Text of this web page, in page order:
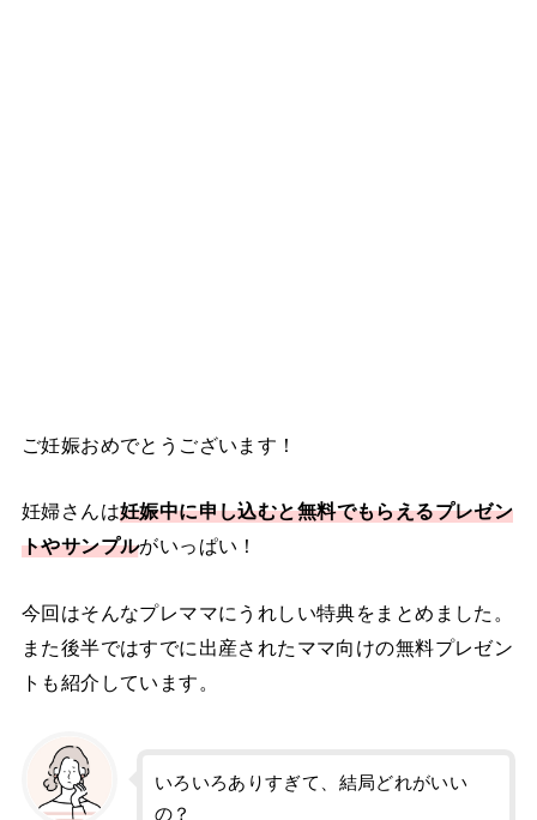
ご妊娠おめでとうございます！
妊婦さんは妊娠中に申し込むと無料でもらえるプレゼン
トやサンプルがいっぱい！
今回はそんなプレママにうれしい特典をまとめました。
また後半ではすでに出産されたママ向けの無料プレゼン
トも紹介しています。
いろいろありすぎて、結局どれがいい
の？